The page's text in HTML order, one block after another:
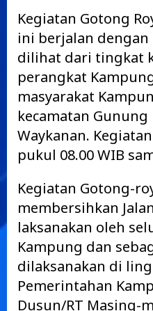
Kegiatan Gotong
ini berjalan dengan
dilihat dari tingkat
perangkat
masyarakat
kecamatan
Waykanan.
pukul 08.00 WIB
Kegiatan Gotong-
membersihkan
laksanakan oleh
Kampung dan
dilaksanakan di
Pemerintahan
Dusun/RT Masing-